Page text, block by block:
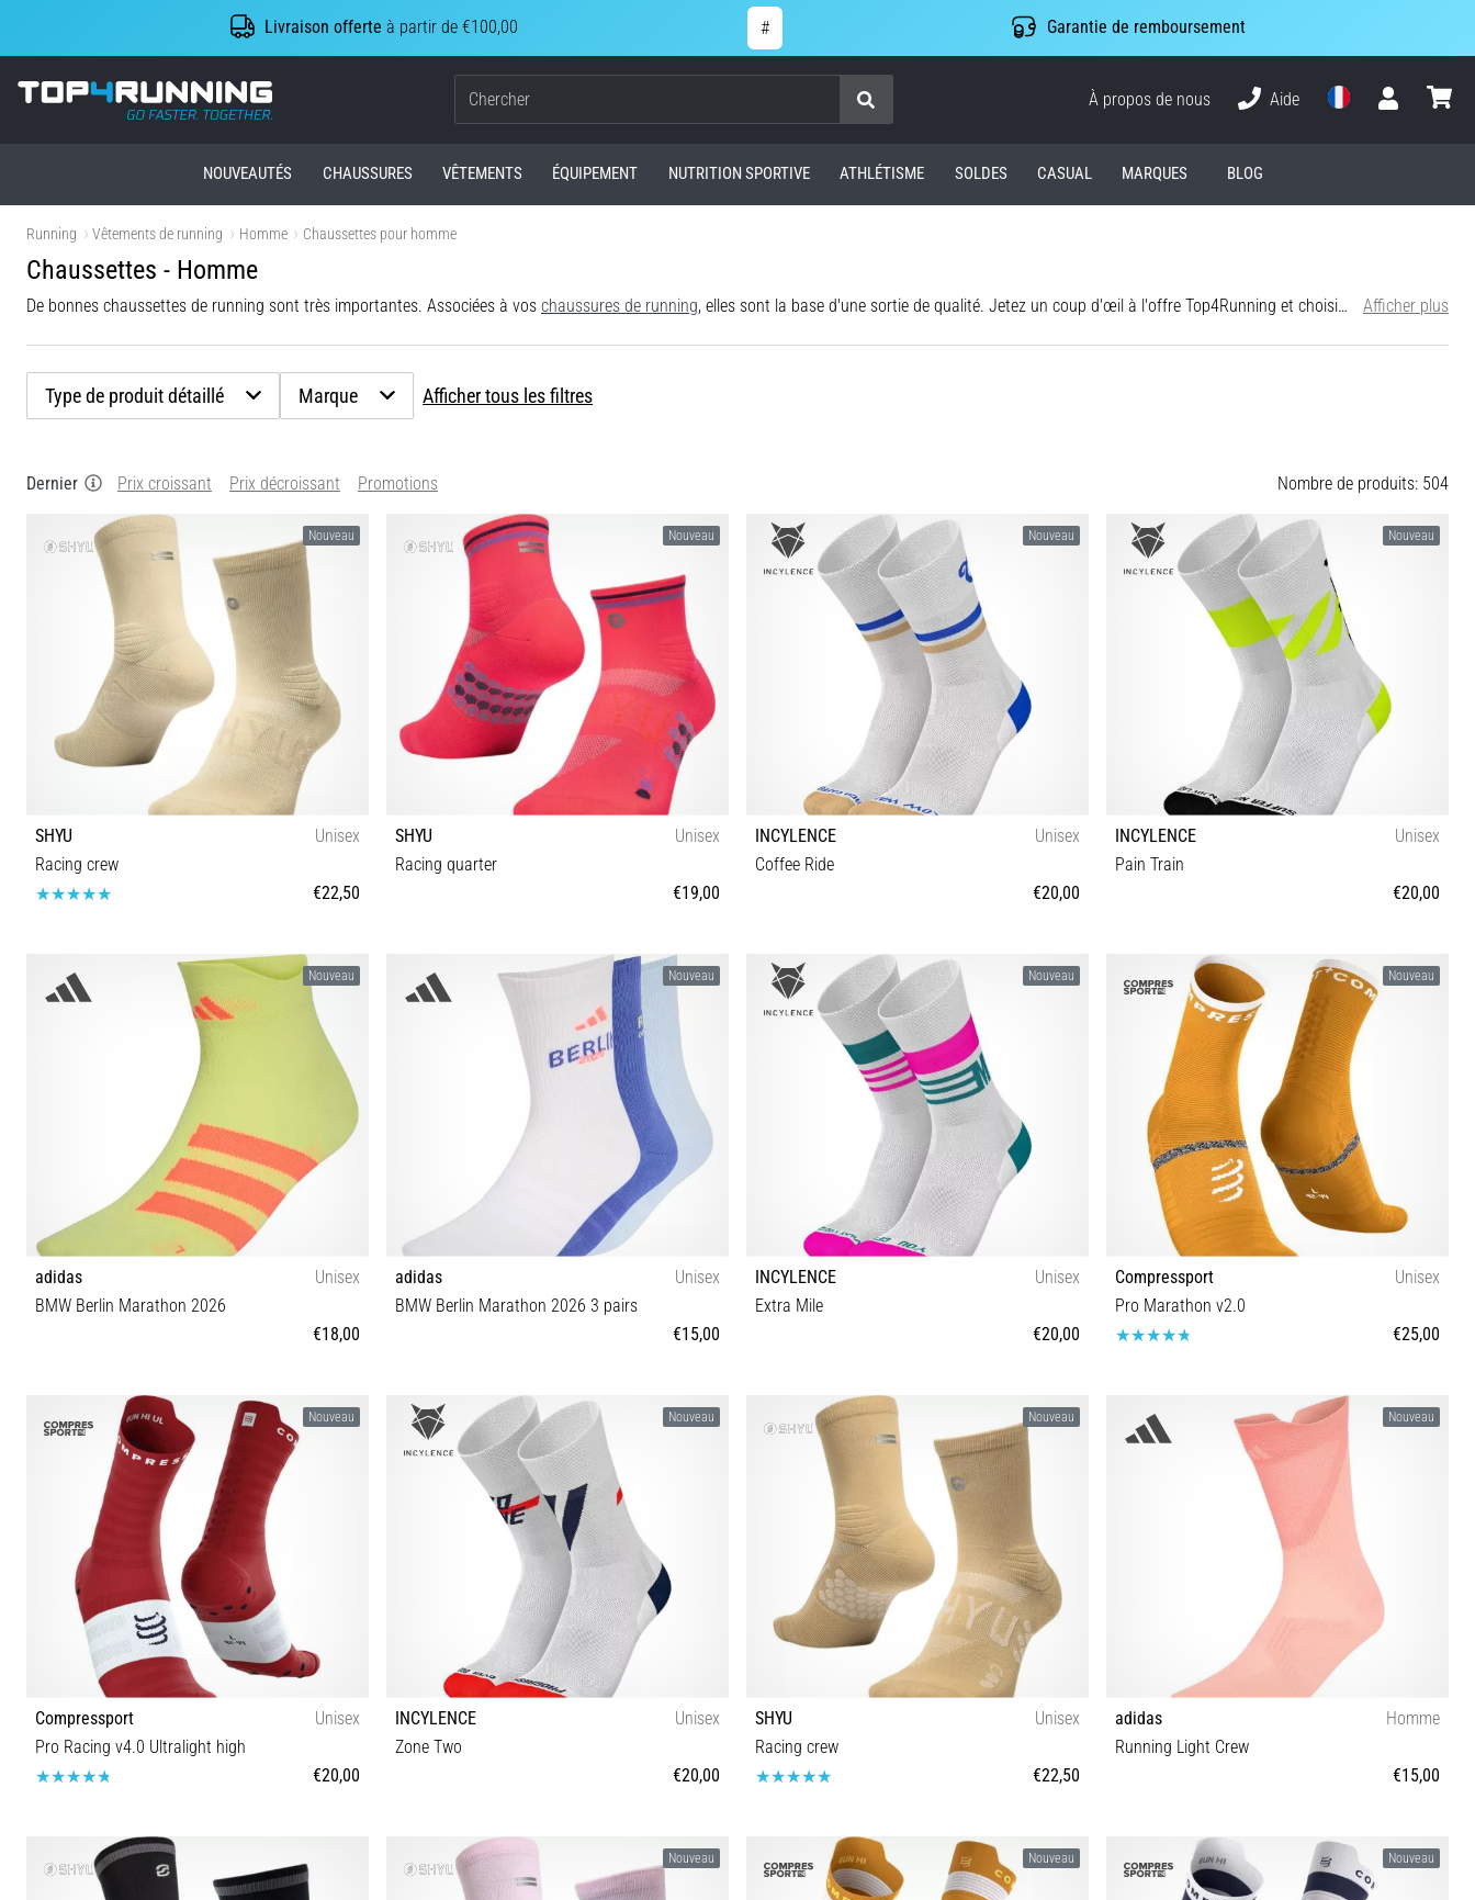
Livraison offerte à partir de €100,00 # Garantie de remboursement
Top4Running.be
Chercher
À propos de nous
Aide
NOUVEAUTÉS CHAUSSURES VÊTEMENTS ÉQUIPEMENT NUTRITION SPORTIVE ATHLÉTISME SOLDES CASUAL MARQUES BLOG
Running Vêtements de running Homme Chaussettes pour homme
Chaussettes - Homme
De bonnes chaussettes de running sont très importantes. Associées à vos chaussures de running, elles sont la base d'une sortie de qualité. Jetez un coup d'œil à l'offre Top4Running et choisissez parmi plusieurs dizaines de chaussettes des plus grandes marques. Afficher plus
Type de produit détaillé Marque Afficher tous les filtres
Dernier Prix croissant Prix décroissant Promotions Nombre de produits: 504
Nouveau
SHYU
Unisex
Racing crew
€22,50
S-M M-L
Nouveau
SHYU
Unisex
Racing quarter
€19,00
M-L
Nouveau
INCYLENCE
Unisex
Coffee Ride
€20,00
35-38 39-42 43-46
Nouveau
INCYLENCE
Unisex
Pain Train
€20,00
35-38 39-42 43-46
Nouveau
adidas
Unisex
BMW Berlin Marathon 2026
€18,00
S M L XL
Nouveau
adidas
Unisex
BMW Berlin Marathon 2026 3 pairs
€15,00
S M L XL
Nouveau
INCYLENCE
Unisex
Extra Mile
€20,00
35-38 39-42 43-46
Nouveau
Compressport
Unisex
Pro Marathon v2.0
€25,00
T1 T2 T3 T4
Nouveau
Compressport
Unisex
Pro Racing v4.0 Ultralight high
€20,00
T1 T2 T3 T4
Nouveau
INCYLENCE
Unisex
Zone Two
€20,00
35-38 39-42 43-46
Nouveau
SHYU
Unisex
Racing crew
€22,50
Nouveau
adidas
Homme
Running Light Crew
€15,00
Nouveau Nouveau Nouveau